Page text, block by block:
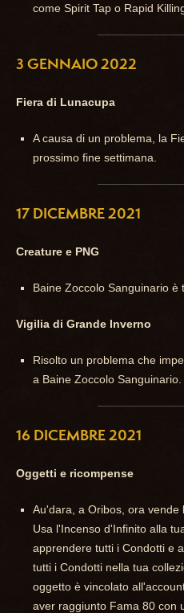
come Spirit Tap o Rapid
3 GENNAIO 2022
Fiera di Lunacupa
A causa di un problema, la
prossimo fine settimana.
17 DICEMBRE 2021
Creature e PNG
Baine Zoccolo Sanguinario è
Vigilia di Grande Inverno
Risolto un problema che
a Baine Zoccolo Sanguinario.
16 DICEMBRE 2021
Oggetti e ricompense
Au'dara, a Oribos, ora vende
Usa l'Incenso d'Infinito alla
apprendere tutti i Condotti e
tutti i Condotti nella tua
oggetto è vincolato
aver raggiunto Fama 80 con